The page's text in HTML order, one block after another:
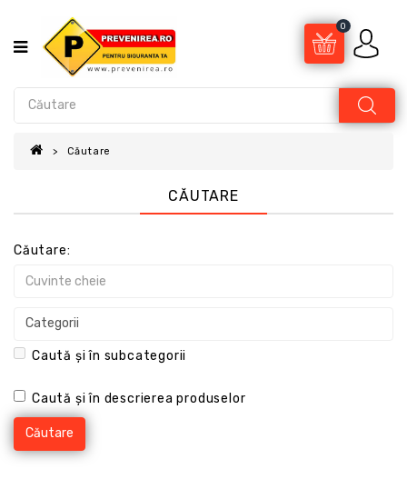
0
Căutare
CĂUTARE
Căutare:
Caută și în subcategorii
Caută și în descrierea produselor